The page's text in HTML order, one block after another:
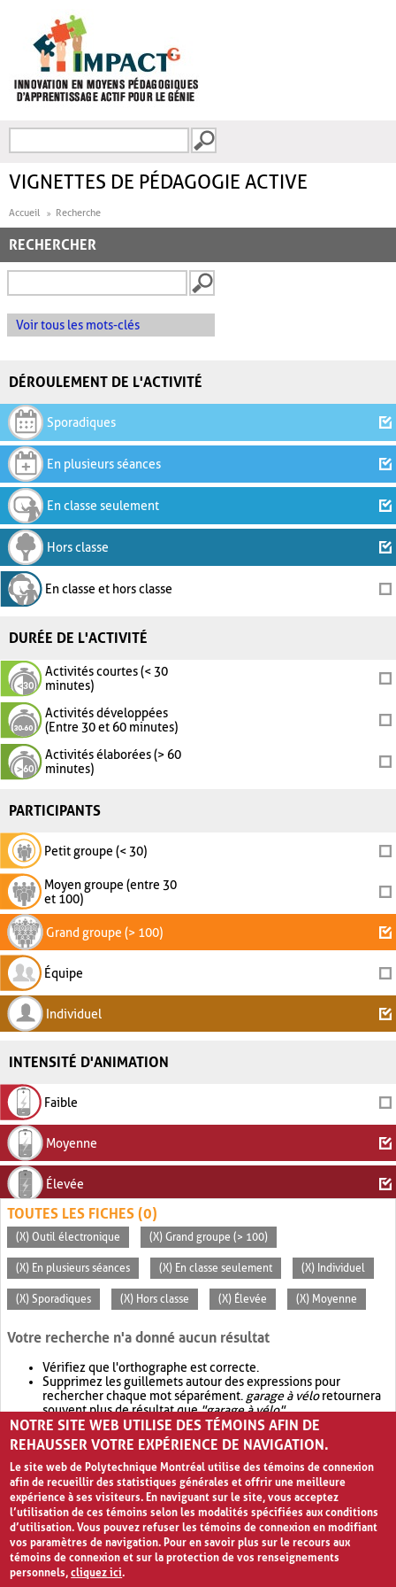
FORMULAIRE DE
VIGNETTES DE PÉDAGOGIE ACTIVE
Accueil Recherche
RECHERCHER
Voir tous les mots-clés
DÉROULEMENT DE L'ACTIVITÉ
Sporadiques
En plusieurs séances
En classe seulement
Hors classe
En classe et hors classe
DURÉE DE L'ACTIVITÉ
Activités courtes (< 30
minutes)
Activités développées
(Entre 30 et 60 minutes)
Activités élaborées (> 60
minutes)
PARTICIPANTS
Petit groupe (< 30)
Moyen groupe (entre 30
et 100)
Grand groupe (> 100)
Équipe
Individuel
INTENSITÉ D'ANIMATION
Faible
Moyenne
Élevée
TOUTES LES FICHES (0)
(X) Outil électronique (X) Grand groupe (> 100)
(X) En plusieurs séances (X) En classe seulement (X) Individuel
(X) Sporadiques (X) Hors classe (X) Élevée (X) Moyenne
Votre recherche n'a donné aucun résultat
Vérifiez que l'orthographe est correcte.
Supprimez les guillemets autour des expressions pour
rechercher chaque mot séparément. garage à véloretournera
souvent plus de résultat que"garage à vélo".
Envisagez d'élargir votre recherche avec OR.garage OR vélo
retournera souvent plus de résultat quegarage à vélo
NOTRE SITE WEB UTILISE DES TÉMOINS AFIN DE
REHAUSSER VOTRE EXPÉRIENCE DE NAVIGATION.
Le site web de Polytechnique Montréal utilise des témoins de connexion
afin de recueillir des statistiques générales et offrir une meilleure
expérience à ses visiteurs. En naviguant sur le site, vous acceptez
l’utilisation de ces témoins selon les modalités spécifiées aux conditions
d’utilisation. Vous pouvez refuser les témoins de connexion en modifiant
vos paramètres de navigation. Pour en savoir plus sur le recours aux
témoins de connexion et sur la protection de vos renseignements
personnels,cliquez ici.